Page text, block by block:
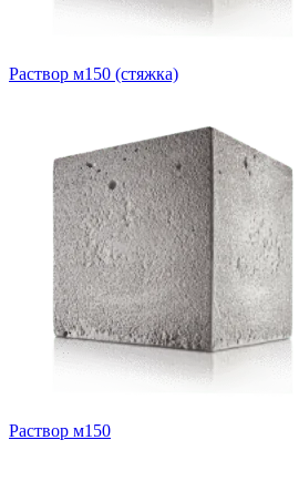
Раствор м150 (стяжка)
Раствор м150